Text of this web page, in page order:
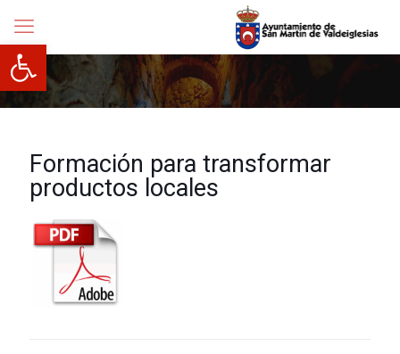
Abrir barra de herramientas
Formación para transformar
productos locales